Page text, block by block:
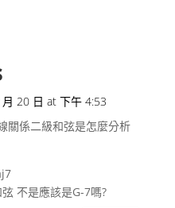
20 日 at 下午 4:53
關係二級和弦是怎麼分析
不是應該是G-7嗎?